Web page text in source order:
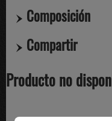
Composición
Compartir
Producto no